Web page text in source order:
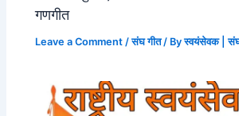
गणगीत
Leave a Comment /संघ गीत/ Byस्वयंसेवक |